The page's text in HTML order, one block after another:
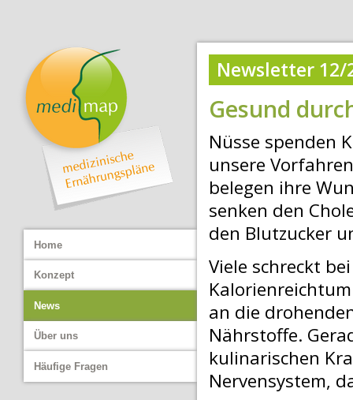
Home
Konzept
News
Über uns
Häufige Fragen
Newsletter 12/
Gesund
Nüsse spenden
unsere
belegen ihre
senken den
den Blutzucker
Viele schreckt
an die
Nährstoffe.
kulinarischen
Nervensystem,